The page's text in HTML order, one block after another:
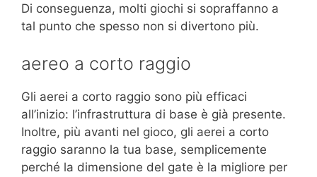
Di conseguenza, molti giochi si sopraffanno a
tal punto che spesso non si divertono più.
aereo a corto raggio
Gli aerei a corto raggio sono più efficaci
all’inizio: l’infrastruttura di base è già presente.
Inoltre, più avanti nel gioco, gli aerei a corto
raggio saranno la tua base, semplicemente
perché la dimensione del gate è la migliore per